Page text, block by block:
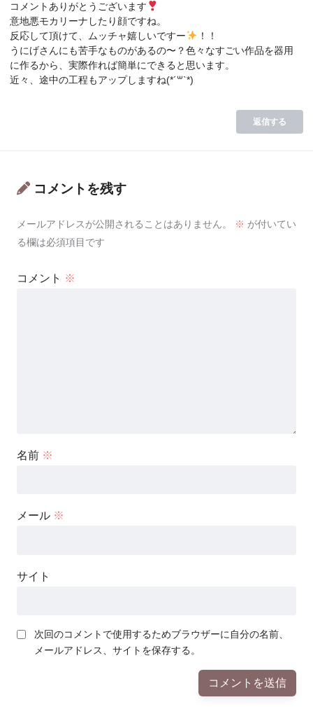
コメントありがとうございます
意地悪モカリーナしたり顔ですね。
反応して頂けて、ムッチャ嬉しいですー
！！
うにげさんにも苦手なものがあるの〜？色々なすごい作品を器用
に作るから、実際作れば簡単にできると思います。
近々、途中の工程もアップしますね(*´꒳`*)
返信する
コメントを残す
メールアドレスが公開されることはありません。 ※ が付いてい
る欄は必須項目です
コメント ※
名前 ※
メール ※
サイト
次回のコメントで使用するためブラウザーに自分の名前、
メールアドレス、サイトを保存する。